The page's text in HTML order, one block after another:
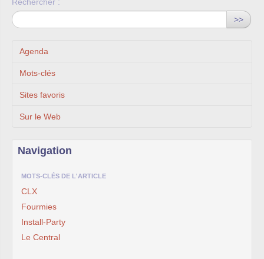
>>
Agenda
Mots-clés
Sites favoris
Sur le Web
Navigation
MOTS-CLÉS DE L'ARTICLE
CLX
Fourmies
Install-Party
Le Central